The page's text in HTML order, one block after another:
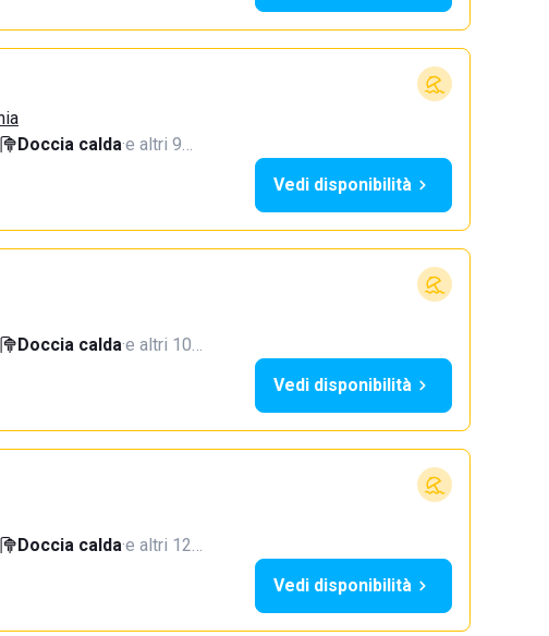
Doccia calda·e altri 9…
Vedi disponibilità
Doccia calda·e altri 10…
Vedi disponibilità
Doccia calda·e altri 12…
Vedi disponibilità